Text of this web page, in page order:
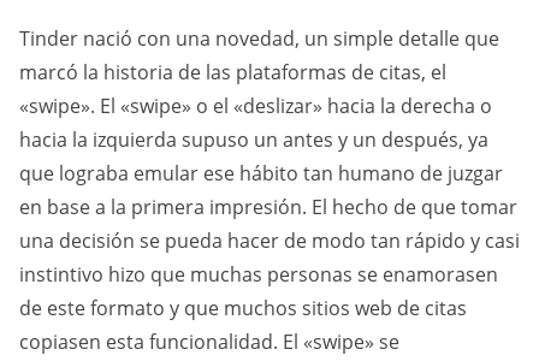
Tinder nació con una novedad, un simple detalle que
marcó la historia de las plataformas de citas, el
«swipe». El «swipe» o el «deslizar» hacia la derecha o
hacia la izquierda supuso un antes y un después, ya
que lograba emular ese hábito tan humano de juzgar
en base a la primera impresión. El hecho de que tomar
una decisión se pueda hacer de modo tan rápido y casi
instintivo hizo que muchas personas se enamorasen
de este formato y que muchos sitios web de citas
copiasen esta funcionalidad. El «swipe» se